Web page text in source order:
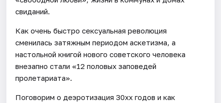
свиданий.
Как очень быстро сексуальная революция
сменилась затяжным периодом аскетизма, а
настольной книгой нового советского человека
внезапно стали «12 половых заповедей
пролетариата».
Поговорим о деэротизация 30хх годов и как